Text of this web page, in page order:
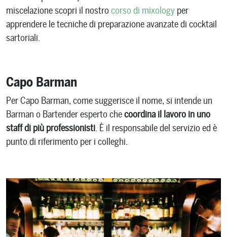
miscelazione scopri il nostrocorso di mixology per
apprendere le tecniche di preparazione avanzate di cocktail
sartoriali.
Capo Barman
Per Capo Barman, come suggerisce il nome, si intende un
Barman o Bartender esperto checoordina il lavoro in uno
staff di più professionisti . È il responsabile del servizio ed è
punto di riferimento per i colleghi.